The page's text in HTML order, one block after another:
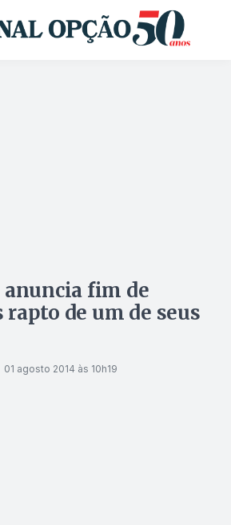
anuncia fim de
rapto de um de seus
01 agosto 2014 às 10h19